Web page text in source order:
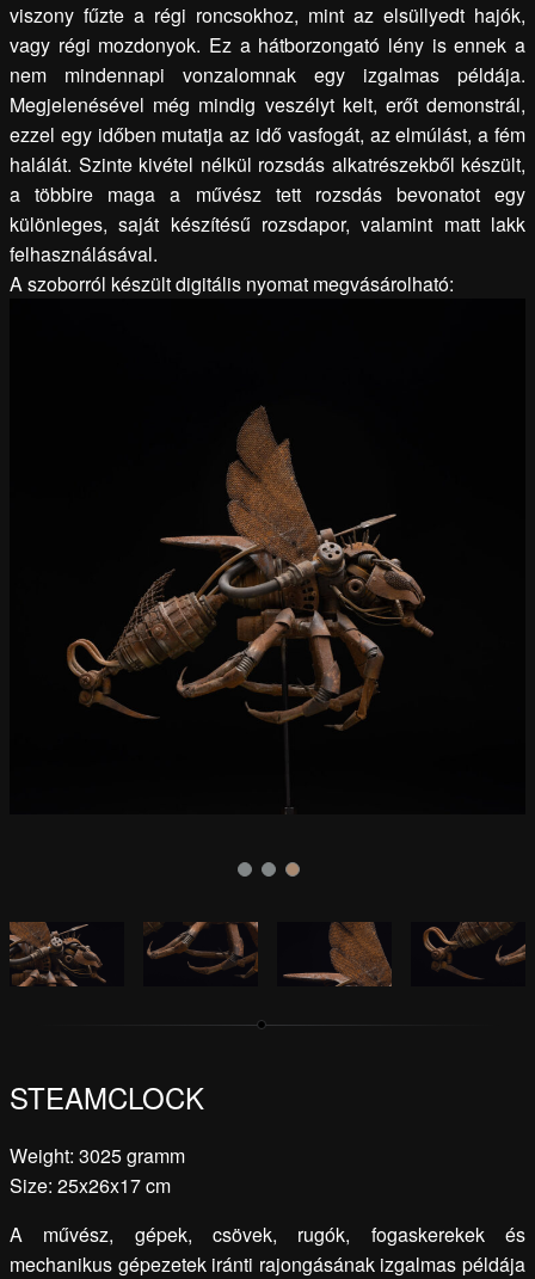
viszony fűzte a régi roncsokhoz, mint az elsüllyedt hajók,
vagy régi mozdonyok. Ez a hátborzongató lény is ennek a
nem mindennapi vonzalomnak egy izgalmas példája.
Megjelenésével még mindig veszélyt kelt, erőt demonstrál,
ezzel egy időben mutatja az idő vasfogát, az elmúlást, a fém
halálát. Szinte kivétel nélkül rozsdás alkatrészekből készült,
a többire maga a művész tett rozsdás bevonatot egy
különleges, saját készítésű rozsdapor, valamint matt lakk
felhasználásával.
A szoborról készült digitális nyomat megvásárolható:
STEAMCLOCK
Weight: 3025 gramm
Size: 25x26x17 cm
A művész, gépek, csövek, rugók, fogaskerekek és
mechanikus gépezetek iránti rajongásának izgalmas példája